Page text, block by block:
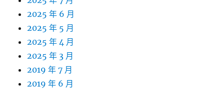
2025 年 6 月
2025 年 5 月
2025 年 4 月
2025 年 3 月
2019 年 7 月
2019 年 6 月